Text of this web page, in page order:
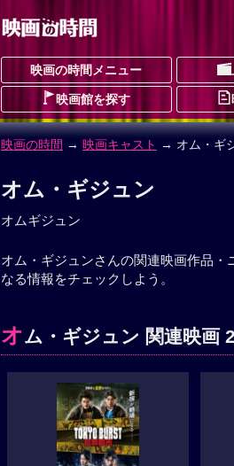
映画の時間メニュー
映画館を探す
映画の時間 → 映画キャスト → オム・ギ
オム・ギジュン
オムギジュン
オム・ギジュンさんの関連映画作品
なる情報をチェックしよう。
オム・ギジュン 関連映画